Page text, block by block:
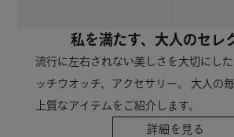
私を満たす、大人のセレ
流行に左右されない美しさを大切にし
ッチウオッチ、アクセサリー。 大人の
上質なアイテムをご紹介します。
詳細を見る